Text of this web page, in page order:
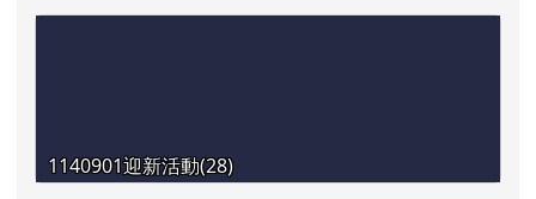
1140901迎新活動(28)